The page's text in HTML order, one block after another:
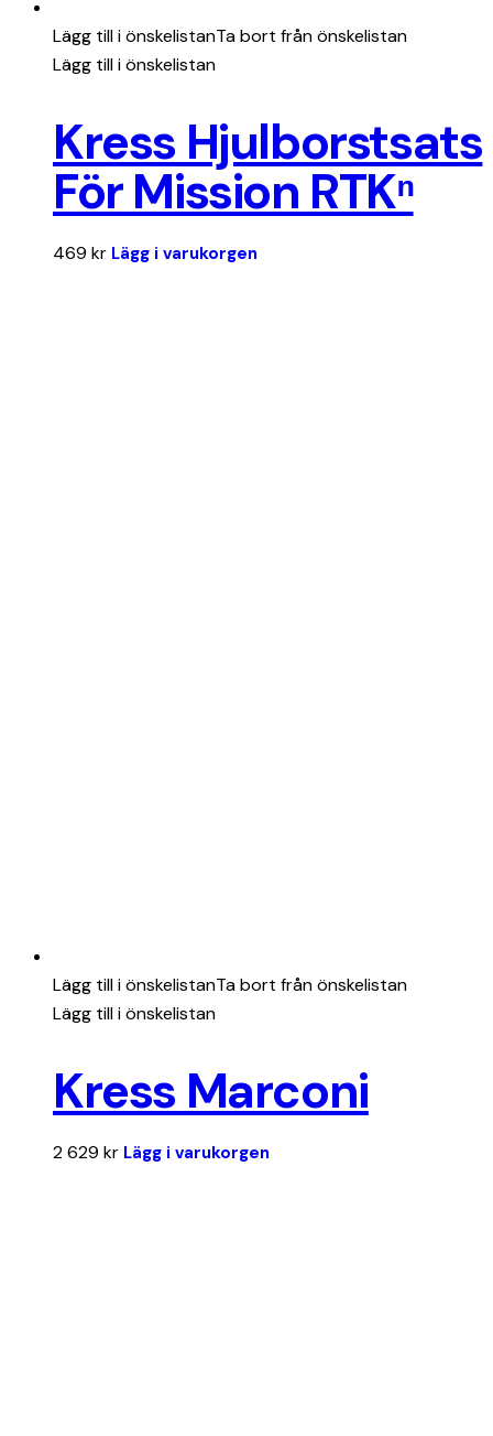
Lägg till i önskelistanTa bort från önskelistan
Lägg till i önskelistan
Kress Hjulborstsats
För Mission RTKⁿ
469 kr Lägg i varukorgen
Lägg till i önskelistanTa bort från önskelistan
Lägg till i önskelistan
Kress Marconi
2 629 kr Lägg i varukorgen